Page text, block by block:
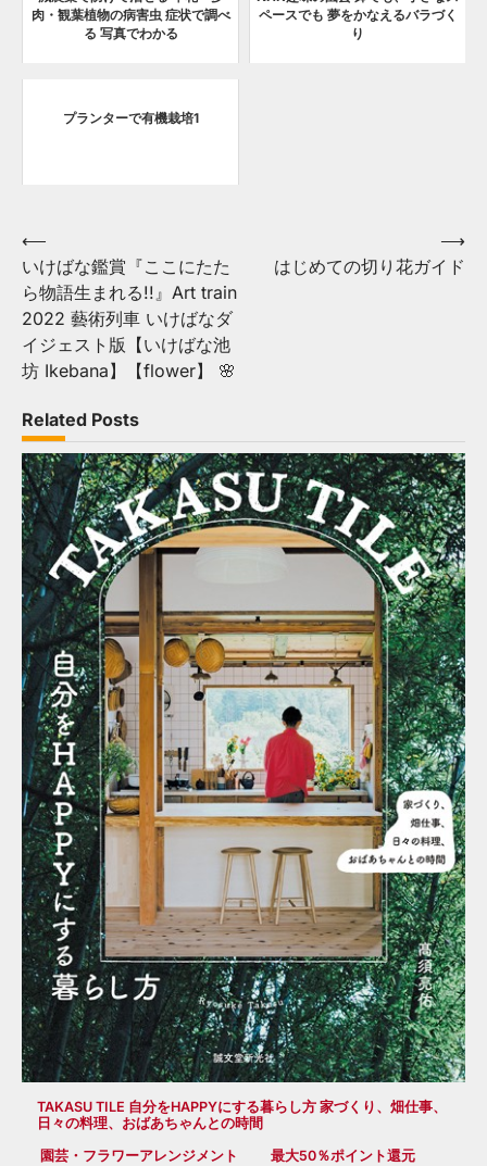
肉・観葉植物の病害虫 症状で調べ
る 写真でわかる
ペースでも 夢をかなえるバラづく
り
プランターで有機栽培1
Post
navigation
⟵
いけばな鑑賞『ここにたた
ら物語生まれる!!』Art train
2022 藝術列車 いけばなダ
イジェスト版【いけばな池
坊 Ikebana】【flower】 🌸
はじめての切り花ガイド
⟶
Related Posts
TAKASU TILE 自分をHAPPYにする暮らし方 家づくり、畑仕事、
日々の料理、おばあちゃんとの時間
園芸・フラワーアレンジメント
最大50％ポイント還元